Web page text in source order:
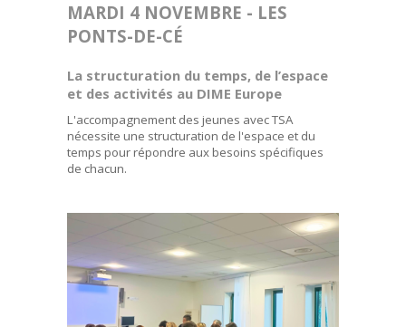
MARDI 4 NOVEMBRE - LES
PONTS-DE-CÉ
La structuration du temps, de l’espace
et des activités au DIME Europe
L'accompagnement des jeunes avec TSA
nécessite une structuration de l'espace et du
temps pour répondre aux besoins spécifiques
de chacun.